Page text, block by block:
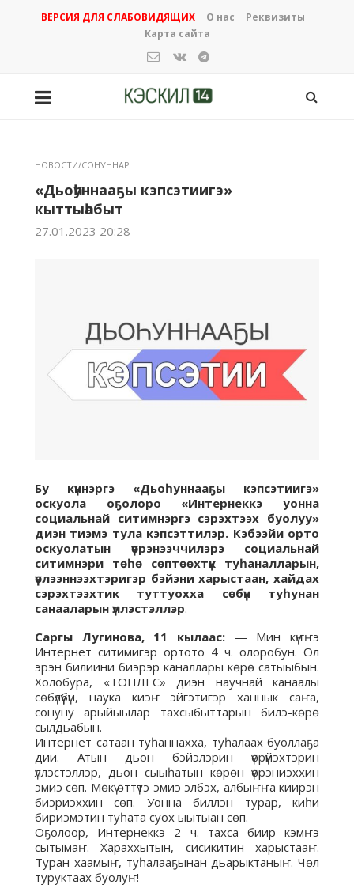
ВЕРСИЯ ДЛЯ СЛАБОВИДЯЩИХ О нас
Реквизиты
Карта сайта
НОВОСТИ/СОНУННАР
«Дьоһуннааҕы кэпсэтиигэ»
кыттыһабыт
27.01.2023 20:28
Бу күннэргэ «Дьоһуннааҕы кэпсэтиигэ»
оскуола оҕолоро «Интернеккэ уонна
социальнай ситимнэргэ сэрэхтээх буолуу»
диэн тиэмэ тула кэпсэттилэр. Кэбээйи орто
оскуолатын үөрэнээччилэрэ социальнай
ситимнэри төһө сөптөөхтүк туһаналларын,
үөлээннээхтэригэр бэйэни харыстаан, хайдах
сэрэхтээхтик туттуохха сөбүн туһунан
санааларын үллэстэллэр.
Саргы Лугинова, 11 кылаас: — Мин күҥҥэ
Интернет ситимигэр ортото 4 ч. олоробун. Ол
эрэн билиини биэрэр каналлары көрө сатыыбын.
Холобура, «ТОПЛЕС» диэн научнай канаалы
сөбүлүүбүн, наука киэҥ эйгэтигэр ханнык саҥа,
сонуну арыйыылар тахсыбыттарын билэ-көрө
сылдьабын.
Интернет сатаан туһаннахха, туһалаах буоллаҕа
дии. Атын дьон бэйэлэрин үөрүйэхтэрин
үллэстэллэр, дьон сыыһатын көрөн үөрэниэххин
эмиэ сөп. Мөкү өттүтэ эмиэ элбэх, албыҥҥа киирэн
биэриэххин сөп. Уонна биллэн турар, киһи
бириэмэтин туһата суох ыытыан сөп.
Оҕолоор, Интернеккэ 2 ч. тахса биир кэмҥэ
сытымаҥ. Хараххытын, сисикитин харыстааҥ.
Туран хаамыҥ, туһалааҕынан дьарыктаныҥ. Чөл
туруктаах буолуҥ!